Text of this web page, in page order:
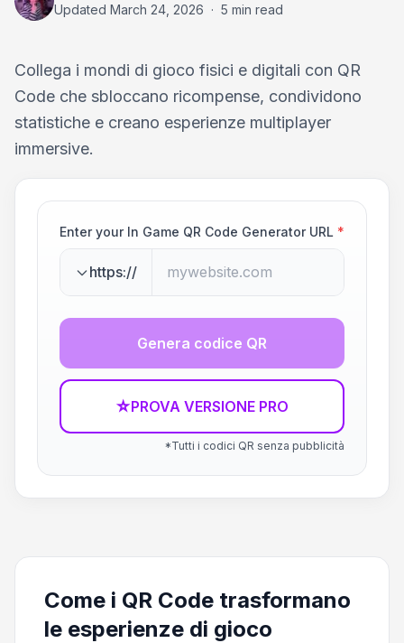
Updated March 24, 2026 · 5 min read
Collega i mondi di gioco fisici e digitali con QR
Code che sbloccano ricompense, condividono
statistiche e creano esperienze multiplayer
immersive.
Enter your In Game QR Code Generator URL *
https://
Genera codice QR
☆PROVA VERSIONE PRO
*Tutti i codici QR senza pubblicità
Come i QR Code trasformano
le esperienze di gioco